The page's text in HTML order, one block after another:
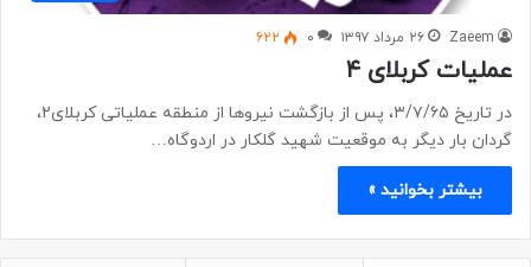
Zaeem ۲۶ مرداد ۱۳۹۷ ۰ ۶۲۲
عملیات کربلای ۴
در تاریخ ۳/۷/۶۵، پس از بازگشت نیروها از منطقه عملیاتی کربلای2،
گردان بار دیگر به موقعیت شهید گلکار در اردوگاه…
بیشتر بخوانید »